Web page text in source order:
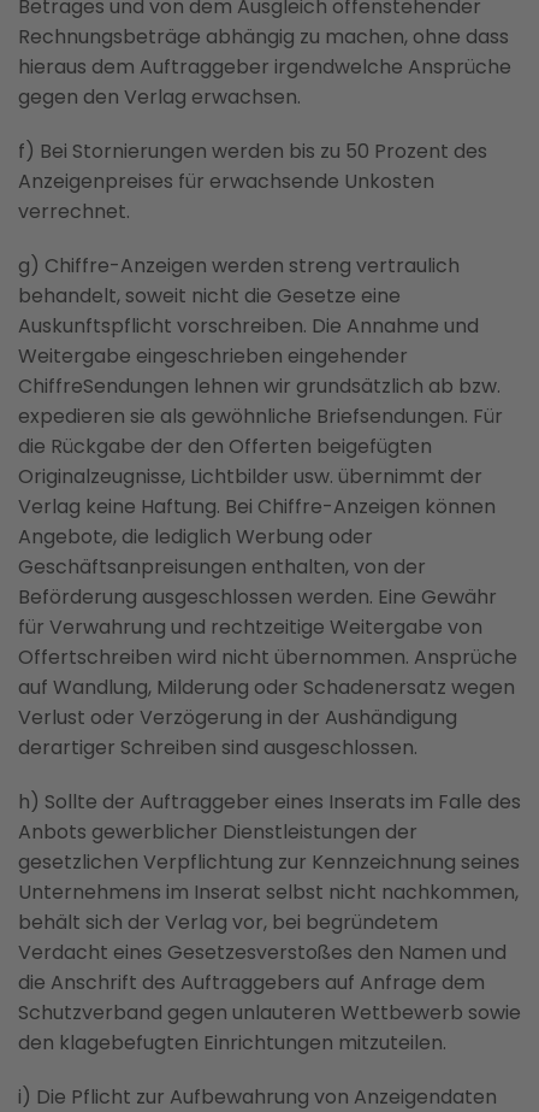
Betrages und von dem Ausgleich offenstehender
Rechnungsbeträge abhängig zu machen, ohne dass
hieraus dem Auftraggeber irgendwelche Ansprüche
gegen den Verlag erwachsen.
f) Bei Stornierungen werden bis zu 50 Prozent des
Anzeigenpreises für erwachsende Unkosten
verrechnet.
g) Chiffre-Anzeigen werden streng vertraulich
behandelt, soweit nicht die Gesetze eine
Auskunftspflicht vorschreiben. Die Annahme und
Weitergabe eingeschrieben eingehender
ChiffreSendungen lehnen wir grundsätzlich ab bzw.
expedieren sie als gewöhnliche Briefsendungen. Für
die Rückgabe der den Offerten beigefügten
Originalzeugnisse, Lichtbilder usw. übernimmt der
Verlag keine Haftung. Bei Chiffre-Anzeigen können
Angebote, die lediglich Werbung oder
Geschäftsanpreisungen enthalten, von der
Beförderung ausgeschlossen werden. Eine Gewähr
für Verwahrung und rechtzeitige Weitergabe von
Offertschreiben wird nicht übernommen. Ansprüche
auf Wandlung, Milderung oder Schadenersatz wegen
Verlust oder Verzögerung in der Aushändigung
derartiger Schreiben sind ausgeschlossen.
h) Sollte der Auftraggeber eines Inserats im Falle des
Anbots gewerblicher Dienstleistungen der
gesetzlichen Verpflichtung zur Kennzeichnung seines
Unternehmens im Inserat selbst nicht nachkommen,
behält sich der Verlag vor, bei begründetem
Verdacht eines Gesetzesverstoßes den Namen und
die Anschrift des Auftraggebers auf Anfrage dem
Schutzverband gegen unlauteren Wettbewerb sowie
den klagebefugten Einrichtungen mitzuteilen.
i) Die Pflicht zur Aufbewahrung von Anzeigendaten